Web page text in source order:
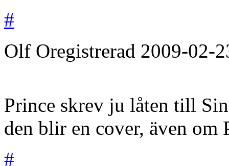
#
Olf Oregistrerad 2009-02-
Prince skrev ju låten till
den blir en cover, även om
#